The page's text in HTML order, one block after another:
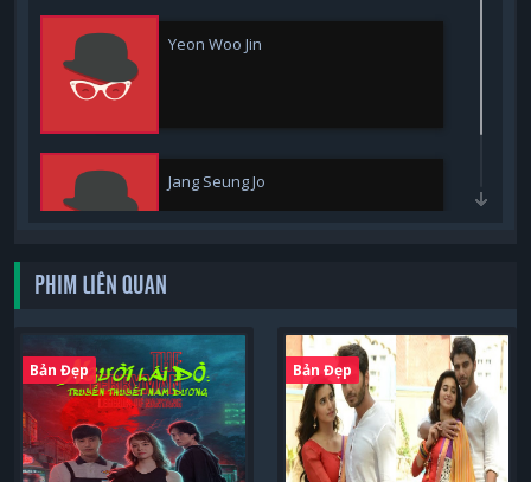
Yeon Woo Jin
Jang Seung Jo
PHIM LIÊN QUAN
Bản Đẹp Bản Đẹp